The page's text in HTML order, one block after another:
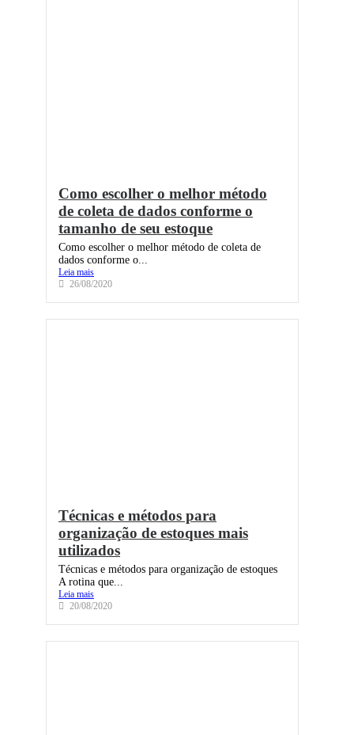
Como escolher o melhor método
de coleta de dados conforme o
tamanho de seu estoque
Como escolher o melhor método de coleta de
dados conforme o...
Leia mais
26/08/2020
Técnicas e métodos para
organização de estoques mais
utilizados
Técnicas e métodos para organização de estoques
A rotina que...
Leia mais
20/08/2020